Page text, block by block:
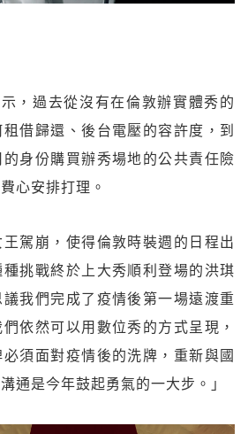
，過去從沒有在倫敦辦實體秀的
借歸還、後台電壓的容許度，到
身份購買辦秀場地的公共責任險
心安排打理。
駕崩，使得倫敦時裝週的日程出
挑戰終於上大秀順利登場的洪琪
我們完成了疫情後第一場遠渡重
依然可以用數位秀的方式呈現，
須面對疫情後的洗牌，重新與國
通是今年鼓起勇氣的一大步。」